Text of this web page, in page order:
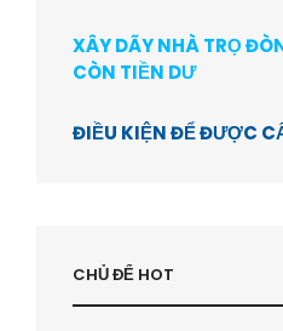
XÂY DÃY NHÀ TRỌ
CÒN TIỀN DƯ
ĐIỀU KIỆN ĐỂ ĐƯỢC
CHỦ ĐỂ HOT